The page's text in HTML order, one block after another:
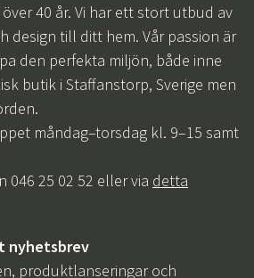
40 år. Vi har ett stort utbud av
design till ditt hem. Vår passion är
den perfekta miljön, både inne
butik i Staffanstorp, Sverige men
måndag–torsdag kl. 9–15 samt
046 25 02 52 eller via detta
nyhetsbrev
produktlanseringar och